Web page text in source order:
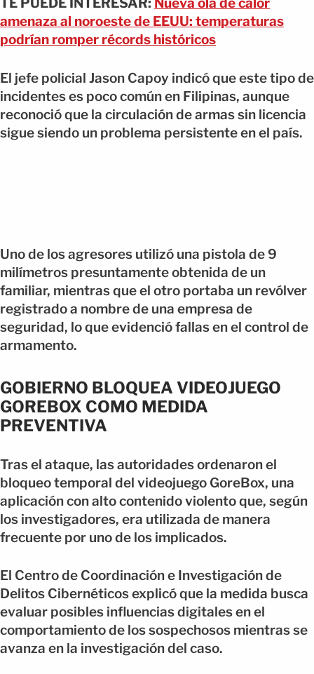
TE PUEDE INTERESAR: Nueva ola de calor
amenaza al noroeste de EEUU: temperaturas
podrían romper récords históricos
El jefe policial Jason Capoy indicó que este tipo de
incidentes es poco común en Filipinas, aunque
reconoció que la circulación de armas sin licencia
sigue siendo un problema persistente en el país.
Uno de los agresores utilizó una pistola de 9
milímetros presuntamente obtenida de un
familiar, mientras que el otro portaba un revólver
registrado a nombre de una empresa de
seguridad, lo que evidenció fallas en el control de
armamento.
GOBIERNO BLOQUEA VIDEOJUEGO
GOREBOX COMO MEDIDA
PREVENTIVA
Tras el ataque, las autoridades ordenaron el
bloqueo temporal del videojuego GoreBox, una
aplicación con alto contenido violento que, según
los investigadores, era utilizada de manera
frecuente por uno de los implicados.
El Centro de Coordinación e Investigación de
Delitos Cibernéticos explicó que la medida busca
evaluar posibles influencias digitales en el
comportamiento de los sospechosos mientras se
avanza en la investigación del caso.